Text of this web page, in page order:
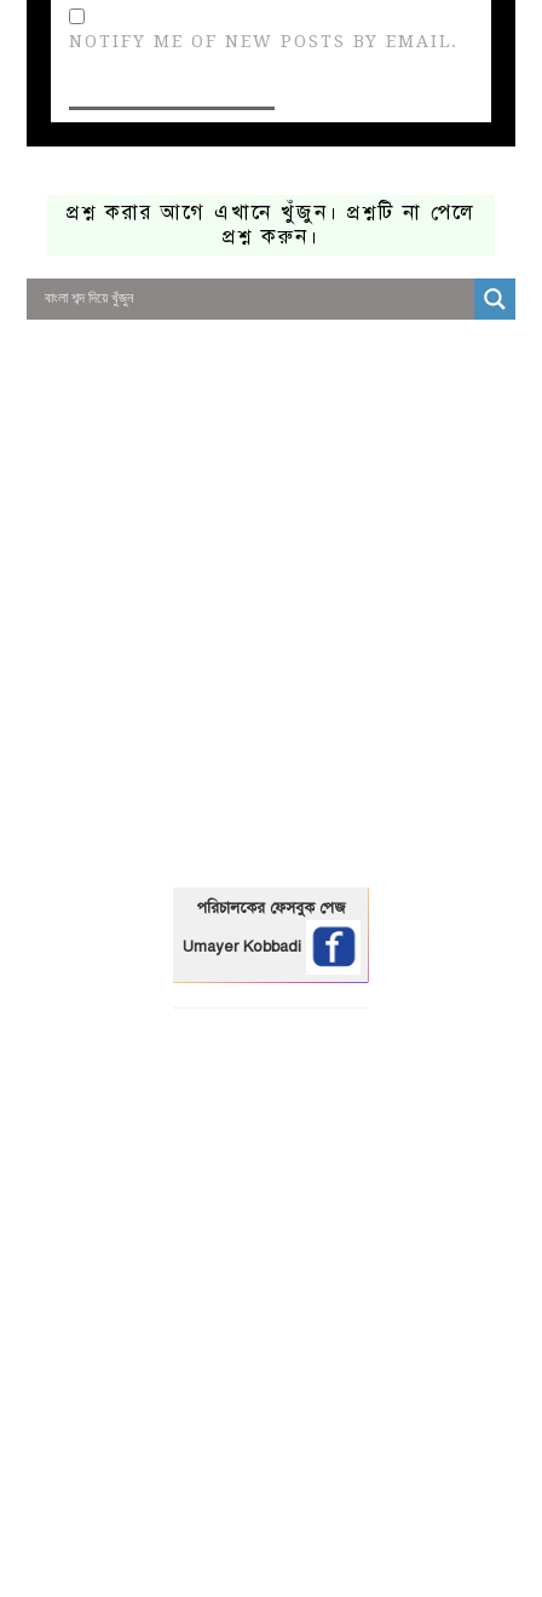
NOTIFY ME OF NEW POSTS BY EMAIL.
প্রশ্ন করার আগে এখানে খুঁজুন। প্রশ্নটি না পেলে
প্রশ্ন করুন।
পরিচালকের ফেসবুক পেজ
Umayer Kobbadi